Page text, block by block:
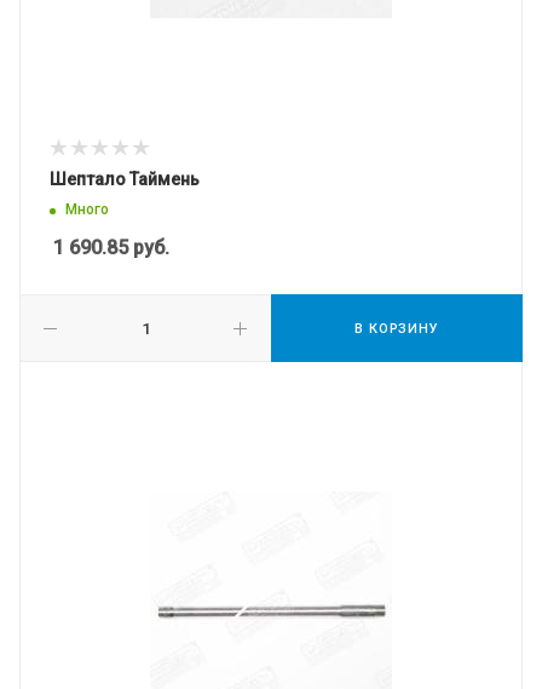
Шептало Таймень
Много
1 690.85руб.
В КОРЗИНУ